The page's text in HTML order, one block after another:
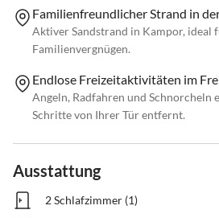
Familienfreundlicher Strand in
Aktiver Sandstrand in Kampor, ideal
Familienvergnügen.
Endlose Freizeitaktivitäten im
Angeln, Radfahren und Schnorcheln
Schritte von Ihrer Tür entfernt.
Ausstattung
2 Schlafzimmer (1)